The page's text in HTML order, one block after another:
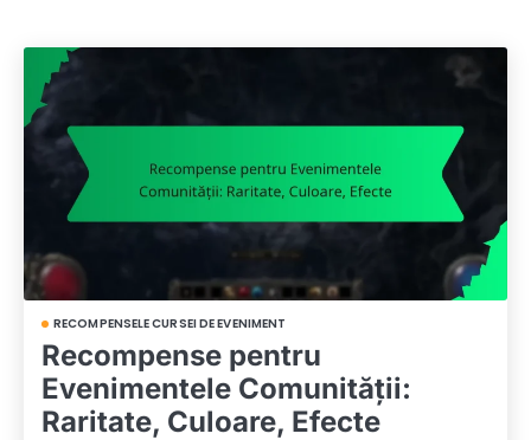
RECOMPENSELE CURSEI DE EVENIMENT
Recompense pentru
Evenimentele Comunității:
Raritate, Culoare, Efecte